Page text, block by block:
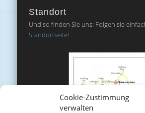
Cookie-Zustimmung
verwalten
Standort
Und so finden Sie uns: Folgen sie
Standortseite!